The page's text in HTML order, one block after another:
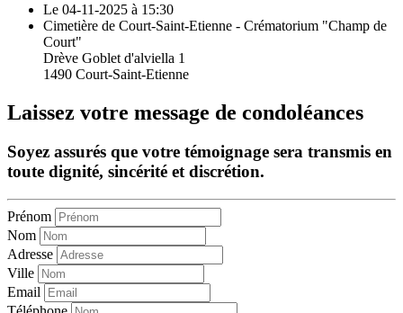
Le 04-11-2025 à 15:30
Cimetière de Court-Saint-Etienne - Crématorium "Champ de
Court"
Drève Goblet d'alviella 1
1490 Court-Saint-Etienne
Laissez votre message de condoléances
Soyez assurés que votre témoignage sera transmis en
toute dignité, sincérité et discrétion.
Prénom
Nom
Adresse
Ville
Email